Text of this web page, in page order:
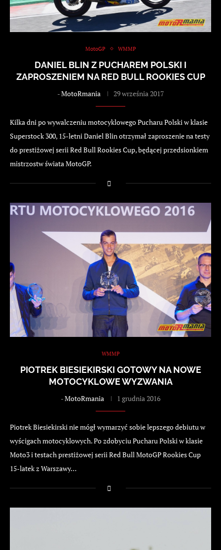
MotoGP WMMP
DANIEL BLIN Z PUCHAREM POLSKI I
ZAPROSZENIEM NA RED BULL ROOKIES CUP
-MotoRmania 29 września 2017
Kilka dni po wywalczeniu motocyklowego Pucharu Polski w klasie
Superstock 300, 15-letni Daniel Blin otrzymał zaproszenie na testy
do prestiżowej serii Red Bull Rookies Cup, będącej przedsionkiem
mistrzostw świata MotoGP.
WMMP
PIOTREK BIESIEKIRSKI GOTOWY NA NOWE
MOTOCYKLOWE WYZWANIA
-MotoRmania 1 grudnia 2016
Piotrek Biesiekirski nie mógł wymarzyć sobie lepszego debiutu w
wyścigach motocyklowych. Po zdobyciu Pucharu Polski w klasie
Moto3 i testach prestiżowej serii Red Bull MotoGP Rookies Cup
15-latek z Warszawy…